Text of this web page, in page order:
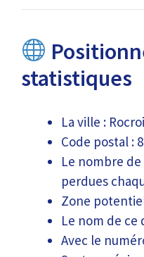
statistiques
La ville : Rocroi
Code postal :
Le nombre de
perdues
Zone
Le nom de
Avec le